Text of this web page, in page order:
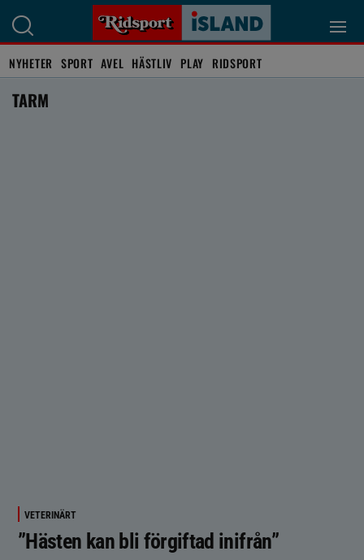
NYHETER SPORT AVEL HÄSTLIV PLAY RIDSPORT
TARM
VETERINÄRT
”Hästen kan bli förgiftad inifrån”